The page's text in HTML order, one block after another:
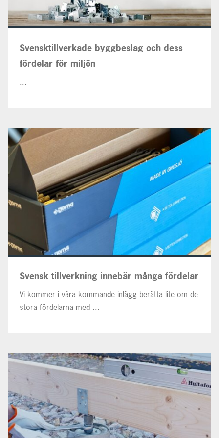
Svensktillverkade byggbeslag och dess
fördelar för miljön
...
Svensk tillverkning innebär många fördelar
Vi kommer i våra kommande inlägg berätta lite om de
stora fördelarna med ...